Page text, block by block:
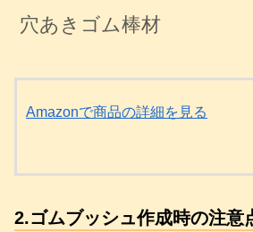
穴あきゴム棒材
Amazonで商品の詳細を見る
2.ゴムブッシュ作成時の注意